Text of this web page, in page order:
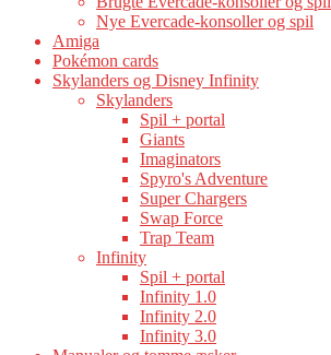
Nye Evercade-konsoller og spil
Amiga
Pokémon cards
Skylanders og Disney Infinity
Skylanders
Spil + portal
Giants
Imaginators
Spyro's Adventure
Super Chargers
Swap Force
Trap Team
Infinity
Spil + portal
Infinity 1.0
Infinity 2.0
Infinity 3.0